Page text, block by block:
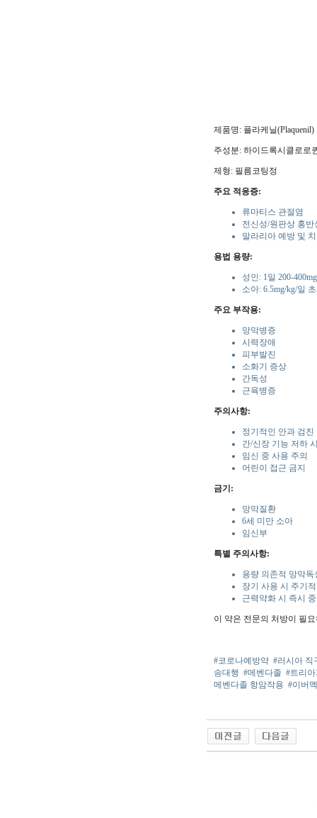
제품명: 플라케닐(Plaquenil)
주성분: 하이드록시클로로
제형: 필름코팅정
주요 적응증:
류마티스 관절염
전신성/원판상 홍반
말라리아 예방 및
용법 용량:
성인: 1일 200-400mg
소아: 6.5mg/kg/일
주요 부작용:
망막병증
시력장애
피부발진
소화기 증상
간독성
근육병증
주의사항:
정기적인 안과 검진
간/신장 기능 저하
임신 중 사용 주의
어린이 접근 금지
금기:
망막질환
6세 미만 소아
임신부
특별 주의사항:
용량 의존적 망막독
장기 사용 시 주기
근력약화 시 즉시
이 약은 전문의 처방이 필
#코로나예방약 #러시아 직
송대행 #메벤다졸 #트리
메벤다졸 항암작용 #이버